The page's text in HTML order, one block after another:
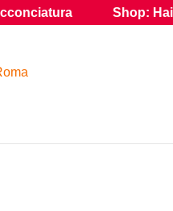
Shop: Hair guarda i